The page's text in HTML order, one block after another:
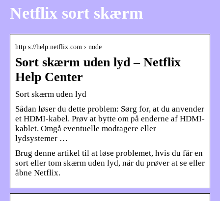
Netflix sort skærm
http s://help.netflix.com › node
Sort skærm uden lyd – Netflix
Help Center
Sort skærm uden lyd
Sådan løser du dette problem: Sørg for, at du anvender
et HDMI-kabel. Prøv at bytte om på enderne af HDMI-
kablet. Omgå eventuelle modtagere eller
lydsystemer …
Brug denne artikel til at løse problemet, hvis du får en
sort eller tom skærm uden lyd, når du prøver at se eller
åbne Netflix.